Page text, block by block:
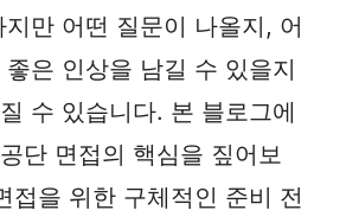
만 어떤 질문이 나올지, 어
은 인상을 남길 수 있을지
수 있습니다. 본 블로그에
단 면접의 핵심을 짚어보
접을 위한 구체적인 준비 전